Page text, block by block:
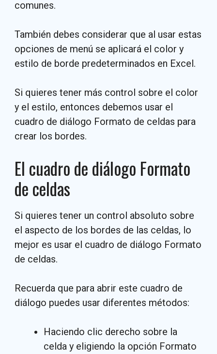
comunes.
También debes considerar que al usar estas
opciones de menú se aplicará el color y
estilo de borde predeterminados en Excel.
Si quieres tener más control sobre el color
y el estilo, entonces debemos usar el
cuadro de diálogo Formato de celdas para
crear los bordes.
El cuadro de diálogo Formato
de celdas
Si quieres tener un control absoluto sobre
el aspecto de los bordes de las celdas, lo
mejor es usar el cuadro de diálogo Formato
de celdas.
Recuerda que para abrir este cuadro de
diálogo puedes usar diferentes métodos:
Haciendo clic derecho sobre la
celda y eligiendo la opción Formato